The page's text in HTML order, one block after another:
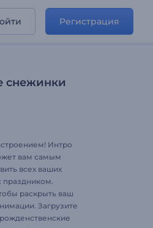
Регистрация
снежинки
Интро
вам самым
всех ваших
праздником.
раскрыть ваш
Загрузите